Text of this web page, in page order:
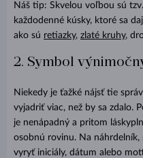
Náš tip: Skvelou voľbou sú
každodenné kúsky, ktoré sa
ako sú retiazky, zlaté kruhy,
2. Symbol
Niekedy je ťažké nájsť tie
vyjadriť viac, než by sa zdalo.
je nenápadný a pritom
osobnú rovinu. Na
vyryť iniciály, dátum alebo